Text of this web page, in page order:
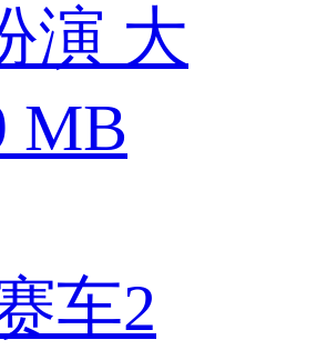
演 大
MB